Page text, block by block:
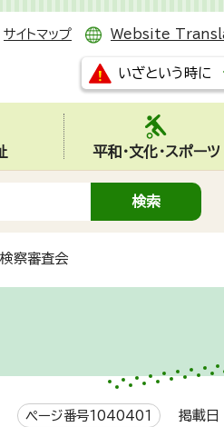
サイトマップ Website
いざという時に
平和・文化・スポーツ
検察審査会
ページ番号1040401 掲載日